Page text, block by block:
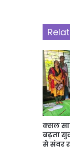
क्सल
बढ़ता
से संवर